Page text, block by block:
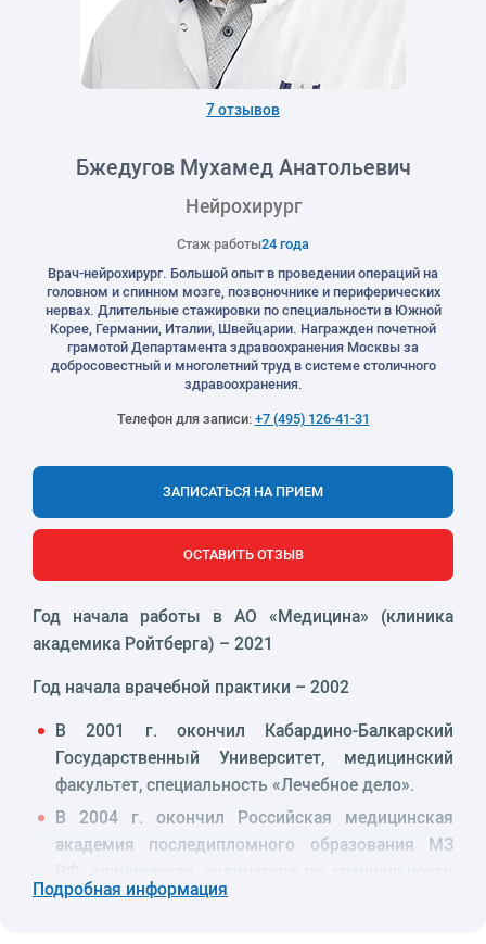
7 отзывов
Бжедугов Мухамед Анатольевич
Нейрохирург
Стаж работы24 года
Врач-нейрохирург. Большой опыт в проведении операций на
головном и спинном мозге, позвоночнике и периферических
нервах. Длительные стажировки по специальности в Южной
Корее, Германии, Италии, Швейцарии. Награжден почетной
грамотой Департамента здравоохранения Москвы за
добросовестный и многолетний труд в системе столичного
здравоохранения.
Телефон для записи:+7 (495) 126-41-31
ЗАПИСАТЬСЯ НА ПРИЕМ
ОСТАВИТЬ ОТЗЫВ
Год начала работы в АО «Медицина» (клиника
академика Ройтберга) – 2021
Год начала врачебной практики – 2002
В 2001 г. окончил Кабардино-Балкарский
Государственный Университет, медицинский
факультет, специальность «Лечебное дело».
В 2004 г. окончил Российская медицинская
академия последипломного образования МЗ
«Нейрохирургия».
Подробная информация